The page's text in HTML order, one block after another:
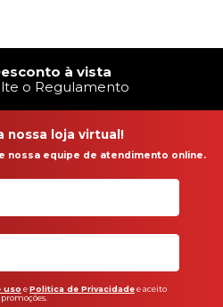
à vista
o Regulamento
nossa loja virtual!
nossa equipe de atendimento online.
uso ePolitica de Privacidadee aceito